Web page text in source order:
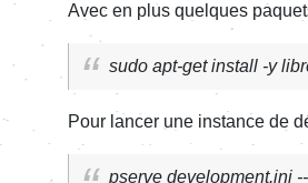
Avec en plus quelques
sudo apt-get install -y
Pour lancer une instance de
pserve development.ini